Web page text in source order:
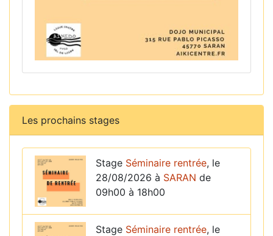
Les prochains stages
Stage Séminaire rentrée, le
28/08/2026 à SARAN de
09h00 à 18h00
Stage Séminaire rentrée, le